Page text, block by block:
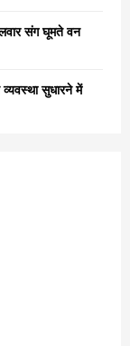
संग घूमते वन
व्यवस्था सुधारने में